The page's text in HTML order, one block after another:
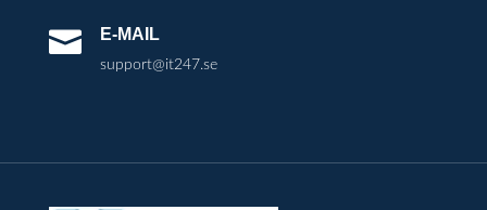
 E-MAIL
support@it247.se